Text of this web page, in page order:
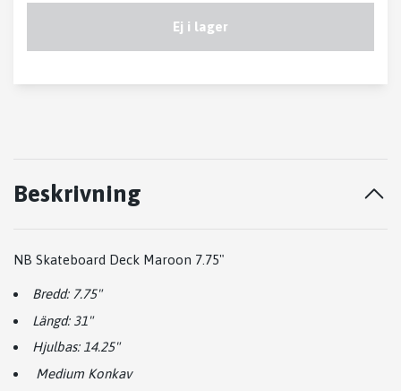
Ej i lager
Beskrivning
NB Skateboard Deck Maroon 7.75"
Bredd: 7.75"
Längd: 31"
Hjulbas: 14.25"
Medium Konkav